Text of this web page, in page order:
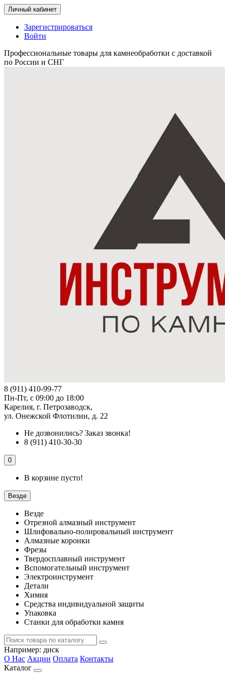
Личный кабинет
Зарегистрироваться
Войти
Профессиональные товары для камнеобработки с доставкой
по России и СНГ
8 (911) 410-99-77
Пн-Пт, с 09:00 до 18:00
Карелия, г. Петрозаводск,
ул. Онежской Флотилии, д. 22
Не дозвонились? Заказ звонка!
8 (911) 410-30-30
0
В корзине пусто!
Везде
Везде
Отрезной алмазный инструмент
Шлифовально-полировальный инструмент
Алмазные коронки
Фрезы
Твердосплавный инструмент
Вспомогательный инструмент
Электроинструмент
Детали
Химия
Средства индивидуальной защиты
Упаковка
Станки для обработки камня
Например: диск
О Нас Акции Оплата Контакты
Каталог